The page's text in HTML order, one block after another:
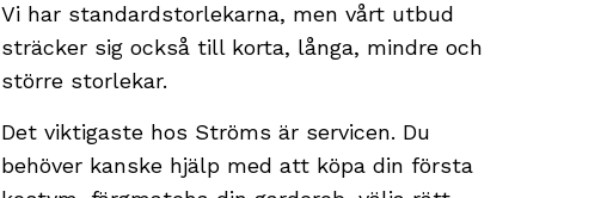
Vi har standardstorlekarna, men vårt utbud
sträcker sig också till korta, långa, mindre och
större storlekar.
Det viktigaste hos Ströms är servicen. Du
behöver kanske hjälp med att köpa din första